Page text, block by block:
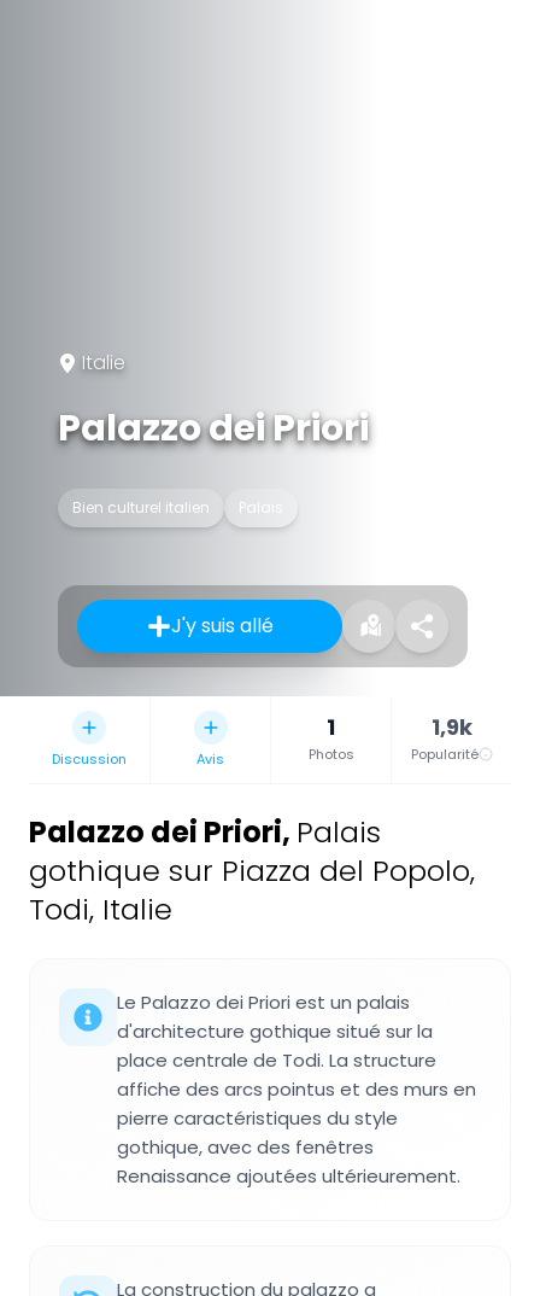
Italie
Palazzo dei Priori
Bien culturel italien Palais
J'y suis allé
Discussion Avis
1
Photos
1,9k
Popularité
Palazzo dei Priori, Palais
gothique sur Piazza del Popolo,
Todi, Italie
Le Palazzo dei Priori est un palais
d'architecture gothique situé sur la
place centrale de Todi. La structure
affiche des arcs pointus et des murs en
pierre caractéristiques du style
gothique, avec des fenêtres
Renaissance ajoutées ultérieurement.
La construction du palazzo a